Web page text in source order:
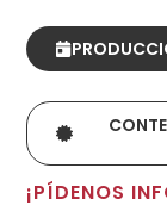
¡PÍDENOS